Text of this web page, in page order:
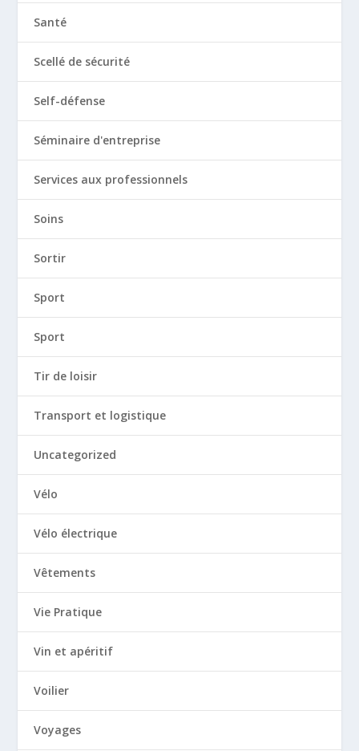
Santé
Scellé de sécurité
Self-défense
Séminaire d'entreprise
Services aux professionnels
Soins
Sortir
Sport
Sport
Tir de loisir
Transport et logistique
Uncategorized
Vélo
Vélo électrique
Vêtements
Vie Pratique
Vin et apéritif
Voilier
Voyages